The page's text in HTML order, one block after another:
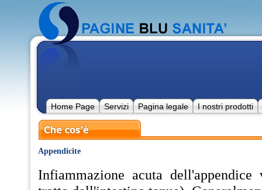
Home Page Servizi Pagina legale I nostri prodotti
Appendicite
Infiammazione acuta